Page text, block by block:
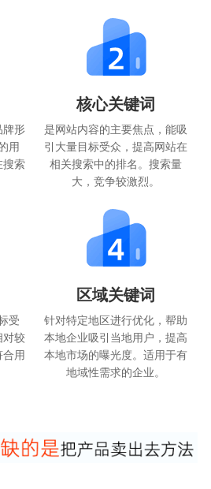
牌形
用
搜索
核心关键词
是网站内容的主要焦点，能吸
引大量目标受众，提高网站在
相关搜索中的排名。搜索量
大，竞争较激烈。
受
对较
用
区域关键词
针对特定地区进行优化，帮助
本地企业吸引当地用户，提高
本地市场的曝光度。适用于有
地域性需求的企业。